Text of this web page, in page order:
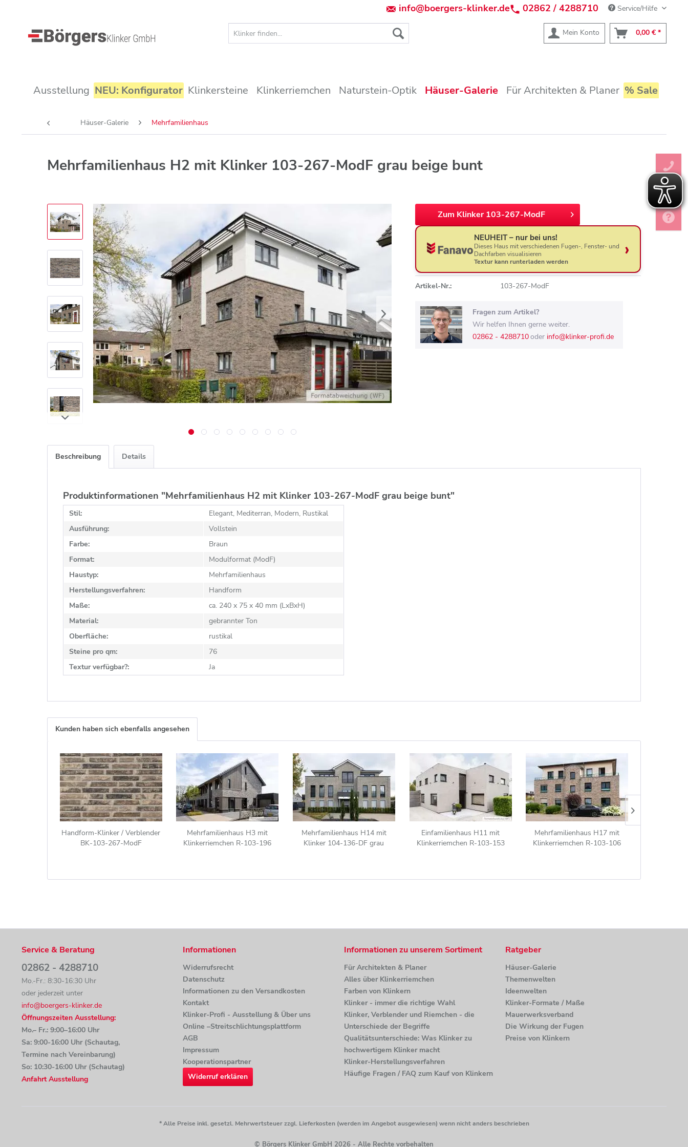
info@boergers-klinker.de 02862 / 4288710 Service/Hilfe
Mein Konto 0,00 € *
Ausstellung NEU: Konfigurator Klinkersteine Klinkerriemchen Naturstein-Optik Häuser-Galerie Für Architekten & Planer % Sale
Häuser-Galerie Mehrfamilienhaus
Mehrfamilienhaus H2 mit Klinker 103-267-ModF grau beige bunt
Zum Klinker 103-267-ModF
NEUHEIT – nur bei uns!
Dieses Haus mit verschiedenen Fugen-, Fenster- und
Dachfarben visualisieren
Textur kann runterladen werden
Artikel-Nr.: 103-267-ModF
Fragen zum Artikel?
Wir helfen Ihnen gerne weiter.
02862 - 4288710oder info@klinker-profi.de
Beschreibung Details
Produktinformationen "Mehrfamilienhaus H2 mit Klinker 103-267-ModF grau beige bunt"
Stil:
Elegant, Mediterran, Modern, Rustikal
Ausführung:
Vollstein
Farbe:
Braun
Format:
Modulformat (ModF)
Haustyp:
Mehrfamilienhaus
Herstellungsverfahren:
Handform
Maße:
ca. 240 x 75 x 40 mm (LxBxH)
Material:
gebrannter Ton
Oberfläche:
rustikal
Steine pro qm:
76
Textur verfügbar?:
Ja
Kunden haben sich ebenfalls angesehen
Handform-Klinker / Verblender
BK-103-267-ModF
Mehrfamilienhaus H3 mit
Klinkerriemchen R-103-196
Mehrfamilienhaus H14 mit
Klinker 104-136-DF grau
Einfamilienhaus H11 mit
Klinkerriemchen R-103-153
Mehrfamilienhaus H17 mit
Klinkerriemchen R-103-106
Service & Beratung
02862 - 4288710
Mo.-Fr.: 8:30-16:30 Uhr
oder jederzeit unter
info@boergers-klinker.de
Öffnungszeiten Ausstellung:
Mo.– Fr.: 9:00–16:00 Uhr
Sa: 9:00-16:00 Uhr (Schautag,
Termine nach Vereinbarung)
So: 10:30-16:00 Uhr (Schautag)
Anfahrt Ausstellung
Informationen
Widerrufsrecht
Datenschutz
Informationen zu den Versandkosten
Kontakt
Klinker-Profi - Ausstellung & Über uns
Online –Streitschlichtungsplattform
AGB
Impressum
Kooperationspartner
Widerruf erklären
Informationen zu unserem Sortiment
Für Architekten & Planer
Alles über Klinkerriemchen
Farben von Klinkern
Klinker - immer die richtige Wahl
Klinker, Verblender und Riemchen - die
Unterschiede der Begriffe
Qualitätsunterschiede: Was Klinker zu
hochwertigem Klinker macht
Klinker-Herstellungsverfahren
Häufige Fragen / FAQ zum Kauf von Klinkern
Ratgeber
Häuser-Galerie
Themenwelten
Ideenwelten
Klinker-Formate / Maße
Mauerwerksverband
Die Wirkung der Fugen
Preise von Klinkern
* Alle Preise inkl. gesetzl. Mehrwertsteuer zzgl. Lieferkosten (werden im Angebot ausgewiesen) wenn nicht anders beschrieben
© Börgers Klinker GmbH 2026 - Alle Rechte vorbehalten